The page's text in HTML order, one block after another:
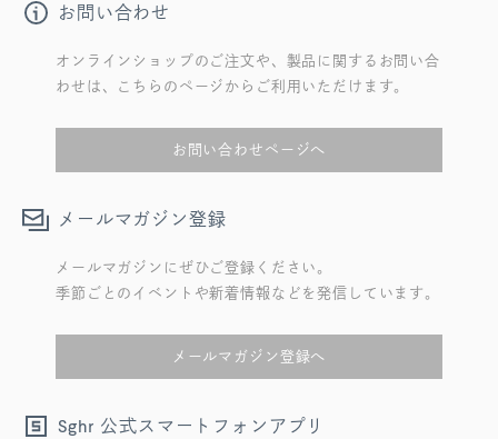
お問い合わせ
オンラインショップのご注文や、製品に関するお問い合
わせは、こちらのページからご利用いただけます。
お問い合わせページへ
メールマガジン登録
メールマガジンにぜひご登録ください。
季節ごとのイベントや新着情報などを発信しています。
メールマガジン登録へ
Sghr 公式スマートフォンアプリ